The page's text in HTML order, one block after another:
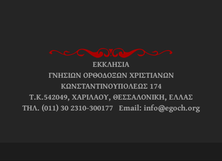
ΕΚΚΛΗΣΙΑ
ΓΝΗΣΙΩΝ ΟΡΘΟΔΟΞΩΝ ΧΡΙΣΤΙΑΝΩΝ
ΚΩΝΣΤΑΝΤΙΝΟΥΠΟΛΕΩΣ 174
Τ.Κ.542049, ΧΑΡΙΛΑΟΥ, ΘΕΣΣΑΛΟΝΙΚΗ, ΕΛΛΑΣ
ΤΗΛ. (011) 30 2310-300177 Email: info@egoch.org